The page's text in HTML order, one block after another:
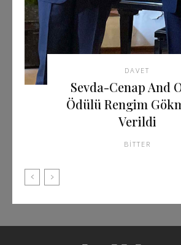
DAVET
Sevda-Cenap And
Ödülü Rengim
Verildi
BITTER